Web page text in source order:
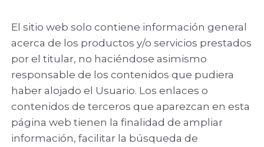
El sitio web solo contiene información general
acerca de los productos y/o servicios prestados
por el titular, no haciéndose asimismo
responsable de los contenidos que pudiera
haber alojado el Usuario. Los enlaces o
contenidos de terceros que aparezcan en esta
página web tienen la finalidad de ampliar
información, facilitar la búsqueda de